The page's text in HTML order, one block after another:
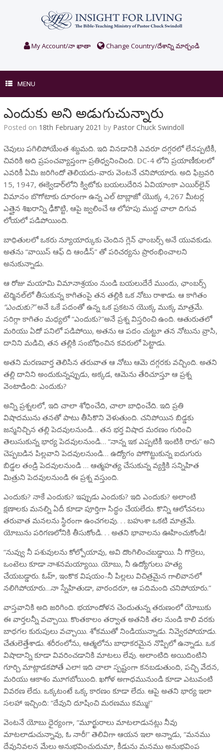
My Account/నా ఖాతా Change Country/దేశాన్ని మార్చండి
MENU
ఎందుకు అని అడుగుచున్నారు
Posted on 18th February 2021 by Pastor Chuck Swindoll
చెవులు పగిలిపోయేంత శబ్దమది. ఇది వినడానికి ఎవరూ దగ్గరలో లేనప్పటికీ,
చివరికి అది ప్రపంచవ్యాప్తంగా ప్రతిధ్వనించింది. DC-4 లోని ప్రయాణీకులలో
ఎవరికీ ఏమి జరిగిందో తెలియదు-వారు వెంటనే చనిపోయారు. అది ఫిబ్రవరి
15, 1947, ఈక్వెడార్‌లోని క్విటోకు బయలుదేరిన ఏవియాంకా ఎయిర్‌లైన్
విమానం బొగోటాకు దూరంగా ఉన్న ఎల్ టాబ్లాజో యొక్క 4,267 మీటర్ల
ఎత్తైన శిఖరాన్ని ఢీకొట్టి, ఆపై జ్వలించే ఆ లోహపు ముద్ద చాలా దిగువ
లోయలో పడిపోయింది.
బాధితులలో ఒకరు న్యూయార్కుకు చెందిన గ్లెన్ ఛాంబర్స్ అనే యువకుడు.
అతను “వాయిస్ ఆఫ్ ది ఆండీస్” తో పరిచర్యను ప్రారంభించాలని
అనుకున్నాడు.
ఆ రోజు మయామి విమానాశ్రయం నుండి బయలుదేరే ముందు, ఛాంబర్స్
టెర్మినల్‌లో తీసుకున్న కాగితంపై తన తల్లికి ఒక నోటు రాశాడు. ఆ కాగితం
“ఎందుకు?”అనే ఒకే పదంతో ఉన్న ఒక ప్రకటన యొక్క ముక్క మాత్రమే.
సరిగ్గా కాగితం మధ్యలో “ఎందుకు?”అనే ప్రశ్న విస్తరించి ఉంది. ఆతురుతలో
మరియు ఏదో పనిలో పడిపోయి, అతను ఆ పదం చుట్టూ తన నోటును వ్రాసి,
దానిని మడిచి, తన తల్లికి సంబోధించిన కవరులో పెట్టాడు.
అతని మరణవార్త తెలిసిన తరువాత ఆ నోటు ఆమె దగ్గరకు వచ్చింది. అతని
తల్లి దానిని అందుకున్నప్పుడు, అక్కడ, ఆమెను తేరిచూస్తూ ఆ ప్రశ్న
వెంటాడింది: ఎందుకు?
అన్ని ప్రశ్నలలో, ఇది చాలా శోధించేది, చాలా బాధించేది. ఇది ప్రతి
విషాదమును తనతో పాటు తీసికొని వెళుతుంది. చనిపోయిన బిడ్డకు
జన్మనిచ్చిన తల్లి పెదవులనుండి… తన భర్త విషాద మరణం గురించి
తెలుసుకున్న భార్య పెదవులనుండి… “నాన్న ఇక ఎప్పటికీ ఇంటికి రారు” అని
చెప్పబడిన పిల్లవాని పెదవులనుండి… ఉద్యోగం పోగొట్టుకున్న ఐదుగురు
బిడ్డల తండ్రి పెదవులనుండి … ఆత్మహత్య చేసుకున్న వ్యక్తికి సన్నిహిత
మిత్రుని పెదవులనుండి ఈ ప్రశ్న వస్తుంది.
ఎందుకు? నాకే ఎందుకు? ఇప్పుడు ఎందుకు? ఇది ఎందుకు? అలాంటి
క్షణాలకు మనల్ని ఏదీ కూడా పూర్తిగా సిద్ధం చేయలేదు. కొన్ని ఆలోచనలు
తరువాత మనలను స్థిరంగా ఉంచగలవు. . . బహుశా ఒకటి మాత్రమే.
యోబు‌ను పరిగణలోనికి తీసుకోండి. . . అతని భావాలను ఊహించుకోండి!
“నువ్వు నీ పశువులను కోల్పోయావు, అవి దొంగిలించబడ్డాయి. నీ గొర్రెలు,
ఒంటెలు కూడా నాశనమయ్యాయి. యోబు, నీ ఉద్యోగులు హత్య
చేయబడ్డారు. ఓహ్, ఇంకొక విషయం-నీ పిల్లలు విచిత్రమైన గాలివానలో
నలిగిపోయారు…నా స్నేహితుడా, వారందరూ, ఆ పదిమంది చనిపోయారు.”
వాస్తవానికి అది జరిగింది. భయాందోళన చెందుతున్న తరుణంలో యోబు‌కు
ఈ వార్తలన్నీ వచ్చాయి. కొంతకాలం తర్వాత అతనికి తల నుండి కాలి వరకు
బాధగల కురుపులు వచ్చాయి. శోకముతో నిండియున్నాడు. నివ్వెరపోయాడు.
చేతులెత్తేశాడు. శరీరంలోను, ఆత్మలోను బాధాకరమైన నొప్పిలో ఉన్నాడు. ఒక
విషాదాన్ని కూడా వివరించడానికి మాటలు లేవు. అలాంటిది అయిదింటిని
గూర్చి మాట్లాడకపోతే ఎలా! ఇది చాలా స్పష్టంగా కనబడుతుంది, పచ్చి వేదన,
మరియు ఆకాశం మూగబోయింది. ఖగోళ అగాధమునుండి కూడా ఎటువంటి
వివరణ లేదు. ఒక్కటంటే ఒక్క కారణం కూడా లేదు. ఆపై అతని భార్య ఇలా
సలహా ఇచ్చింది: “దేవుని దూషించి మరణము కమ్ము!”
వెంటనే యోబు ధైర్యంగా, “మూర్ఖురాలు మాటలాడునట్లు నీవు
మాటలాడుచున్నావు, ఓ నారీ!” తెలివిగా ఆయన ఇలా అన్నాడు, “మనము
దేవునివలన మేలు అనుభవించుదుమా, కీడును మనము అనుభవింప